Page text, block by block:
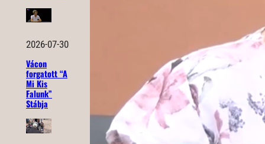
2026-07-30
Vácon
forgatott “A
Mi Kis
Falunk”
Stábja